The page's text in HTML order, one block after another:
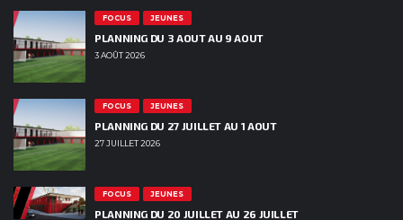
FOCUS JEUNES
PLANNING DU 3 AOUT AU 9 AOUT
3 AOÛT 2026
FOCUS JEUNES
PLANNING DU 27 JUILLET AU 1 AOUT
27 JUILLET 2026
FOCUS JEUNES
PLANNING DU 20 JUILLET AU 26 JUILLET